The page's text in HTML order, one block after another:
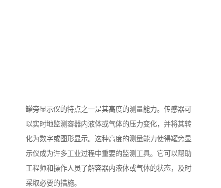
罐旁显示仪的特点之一是其高度的测量能力。传感器可
以实时地监测容器内液体或气体的压力变化，并将其转
化为数字或图形显示。这种高度的测量能力使得罐旁显
示仪成为许多工业过程中重要的监测工具。它可以帮助
工程师和操作人员了解容器内液体或气体的状态，及时
采取必要的措施。